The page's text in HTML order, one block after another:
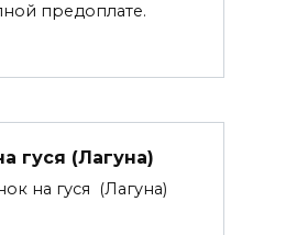
предоплате.
гуся (Лагуна)
на гуся (Лагуна)